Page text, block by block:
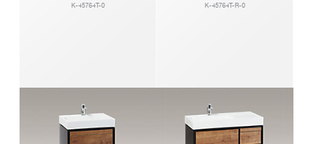
K-45764T-0 K-45764T-R-0